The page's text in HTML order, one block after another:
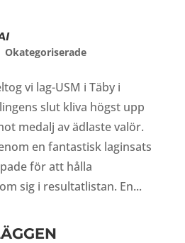
Okategoriserade
vi lag-USM i Täby i
slut kliva högst upp
medalj av ädlaste valör.
en fantastisk laginsats
för att hålla
sig i resultatlistan. En...